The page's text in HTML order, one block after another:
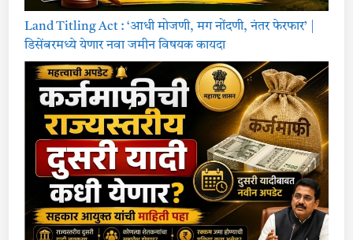
Land Titling Act : ‘आधी मोजणी, मग नोंदणी, नंतर फेरफार’ |
डिसेंबरमध्ये येणार नवा जमीन विषयक कायदा